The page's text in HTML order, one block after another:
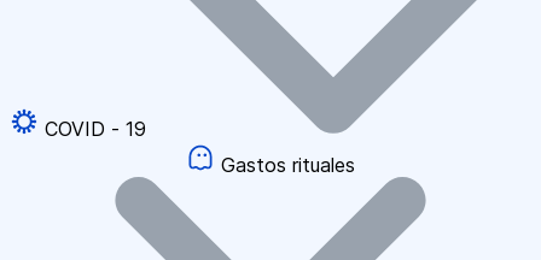
COVID - 19
Gastos rituales